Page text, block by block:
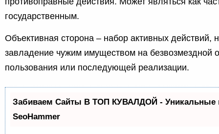
государственным.
Объективная сторона – набор активных действий,
завладение чужим имуществом на безвозмездной
пользования или последующей реализации.
Забиваем Сайты В ТОП КУВАЛДОЙ - Уникальные
SeoHammer